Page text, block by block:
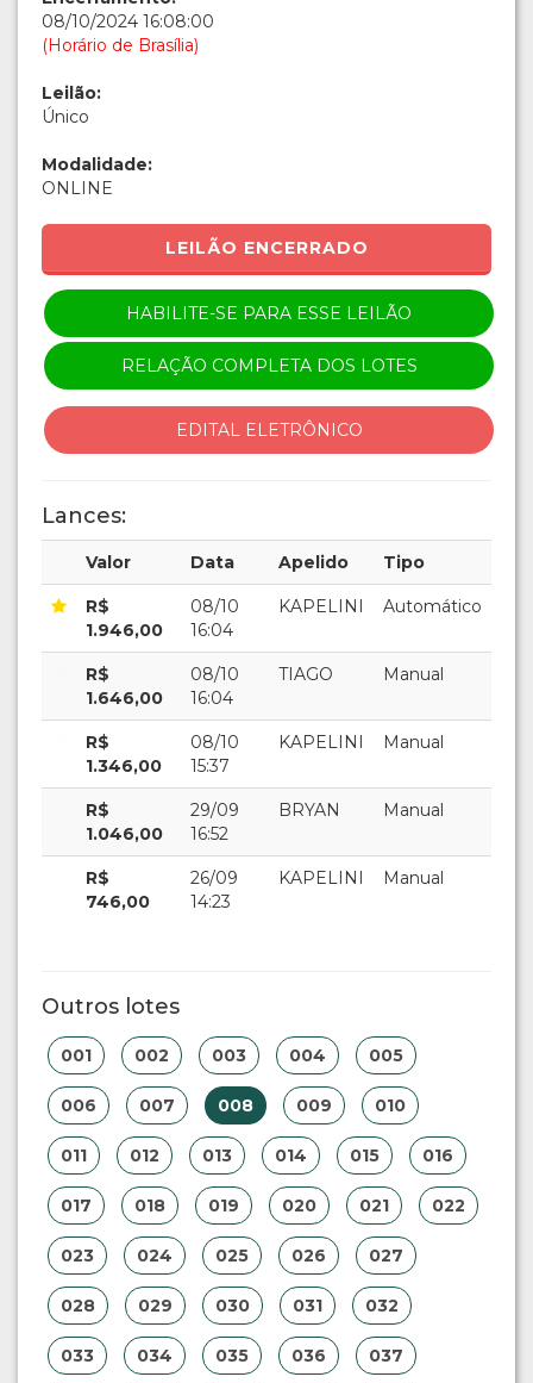
08/10/2024 16:08:00
(Horário de Brasília)
Leilão:
Único
Modalidade:
ONLINE
LEILÃO ENCERRADO
HABILITE-SE PARA ESSE LEILÃO
RELAÇÃO COMPLETA DOS LOTES
EDITAL ELETRÔNICO
Lances:
Valor Data Apelido Tipo
R$
1.946,00
08/10
16:04
KAPELINI Automático
R$
1.646,00
08/10
16:04
TIAGO Manual
R$
1.346,00
08/10
15:37
KAPELINI Manual
R$
1.046,00
29/09
16:52
BRYAN Manual
R$
746,00
26/09
14:23
KAPELINI Manual
Outros lotes
001 002 003 004 005
006 007 008 009 010
011 012 013 014 015 016
017 018 019 020 021 022
023 024 025 026 027
028 029 030 031 032
033 034 035 036 037